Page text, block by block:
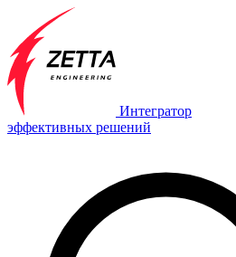
Интегратор
эффективных решений